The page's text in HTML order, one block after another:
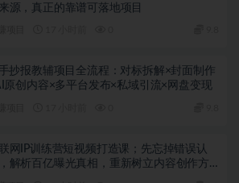
源，真正的靠谱可落地项目
抄报教辅项目全流程：对标拆解×封面制作
原创内容×多平台发布×私域引流×网盘变现
网IP训练营短视频打造课；先忘掉错误认
解析百亿曝光真相，重新树立内容创作方